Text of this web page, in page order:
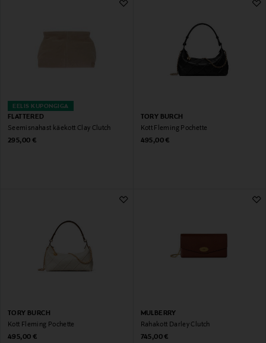
EELIS KUPONGIGA
FLATTERED
Seemisnahast käekott Clay Clutch
Original Price
295,00 €
TORY BURCH
Kott Fleming Pochette
Original Price
495,00 €
TORY BURCH
Kott Fleming Pochette
Original Price
495,00 €
MULBERRY
Rahakott Darley Clutch
Original Price
745,00 €